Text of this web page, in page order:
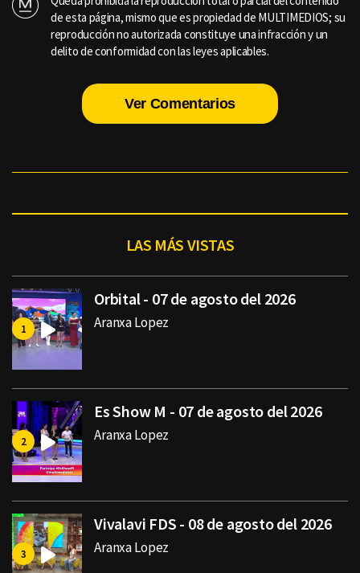
de esta página, mismo que es propiedad de MULTIMEDIOS; su
reproducción no autorizada constituye una infracción y un
delito de conformidad con las leyes aplicables.
Ver Comentarios
LAS MÁS VISTAS
Orbital - 07 de agosto del 2026
Aranxa Lopez
Es Show M - 07 de agosto del 2026
Aranxa Lopez
Vivalavi FDS - 08 de agosto del 2026
Aranxa Lopez